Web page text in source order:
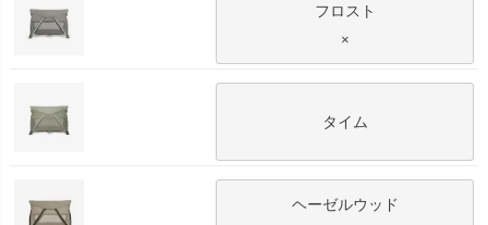
フロスト
×
タイム
ヘーゼルウッド